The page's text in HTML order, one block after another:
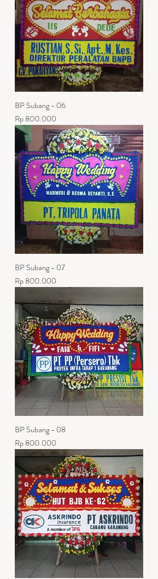
BP Subang - 06
Harga
Rp 800.000
BP Subang - 07
Harga
Rp 800.000
BP Subang - 08
Harga
Rp 800.000